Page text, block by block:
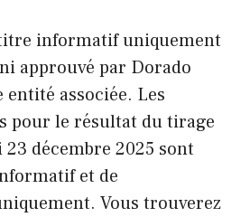
informatif uniquement
approuvé par Dorado
associée. Les
pour le résultat du tirage
décembre 2025 sont
et de
Vous trouverez